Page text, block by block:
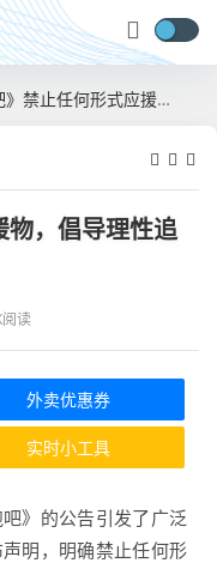
任何形式应援物，倡导理性追星新风尚
物，倡导理性追
读
外卖优惠券
实时小工具
》的公告引发了广泛
明，明确禁止任何形